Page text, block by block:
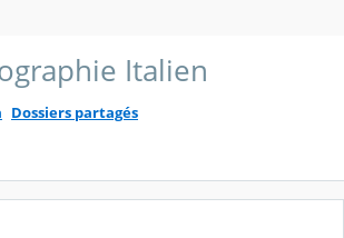
Italien
Dossiers partagés